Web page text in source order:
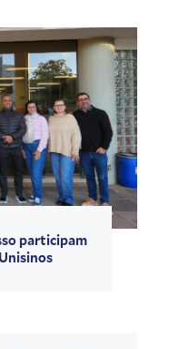
participam